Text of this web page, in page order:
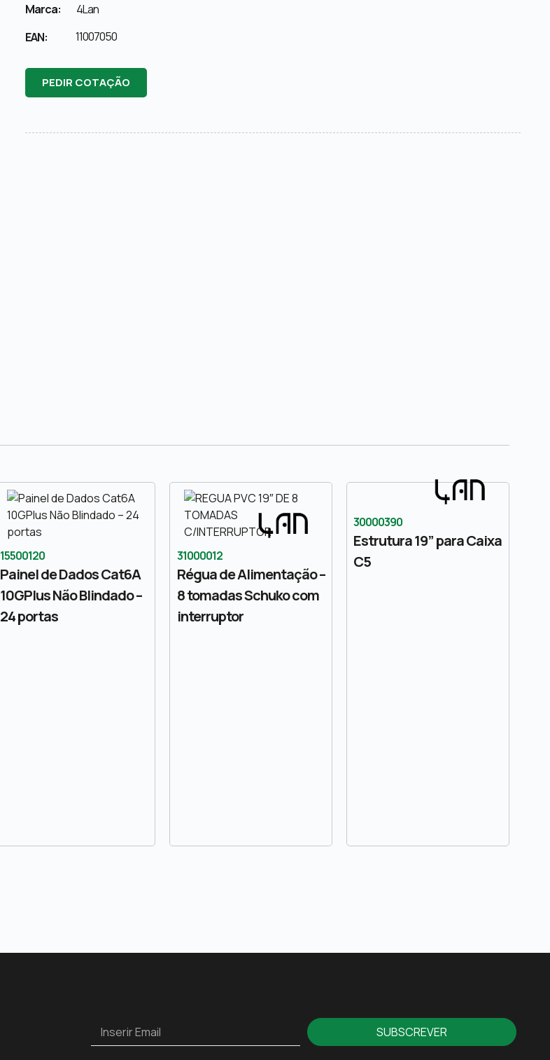
Marca:
4Lan
EAN:
11007050
PEDIR COTAÇÃO
15500120
Painel de Dados Cat6A
10GPlus Não Blindado –
24 portas
31000012
Régua de Alimentação –
8 tomadas Schuko com
interruptor
30000390
Estrutura 19” para Caixa
C5
SUBSCREVER